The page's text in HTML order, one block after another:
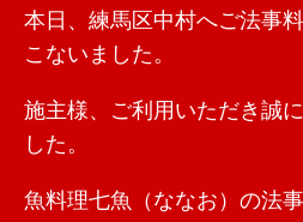
本日、練馬区中村へご法事
こないました。
施主様、ご利用いただき誠
した。
魚料理七魚（ななお）の法